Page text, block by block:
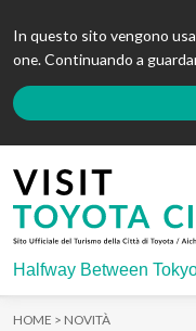
In questo sito vengono
one. Continuando a
Halfway Between
HOME > NOVITÀ